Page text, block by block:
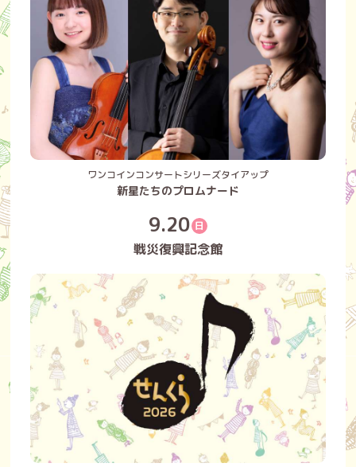
ワンコインコンサートシリーズタイアップ
新星たちのプロムナード
9.20 日
戦災復興記念館